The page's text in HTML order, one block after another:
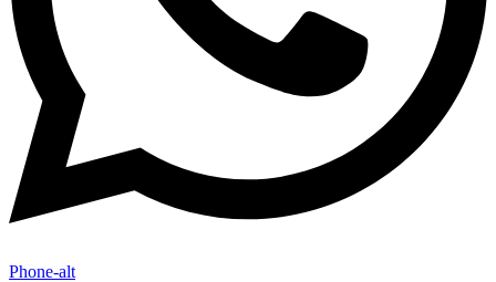
Phone-alt